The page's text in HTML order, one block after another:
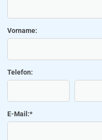
Vorname:
Telefon:
E-Mail:*